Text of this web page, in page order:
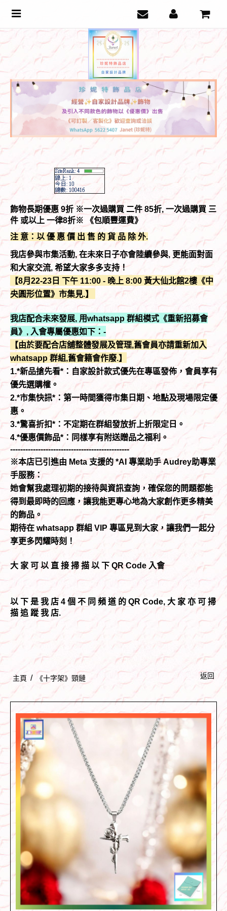
飾物長期優惠 9折 ※一次過購買 二件 85折, 一次過購買 三
件 或以上 一律8折※ 《包順豐運費》
注 意：以 優 惠 價 出 售 的 貨 品 除 外.
我店參與市集活動, 在未來日子亦會陸續參與, 更能面對面
和大家交流, 希望大家多多支持！
【8月22-23日 下午 11:00 - 晚上 8:00 黃大仙北館2樓《中
央圓形位置》市集見.】
我店配合未來發展, 用whatsapp 群組模式《重新招募會
員》, 入會專屬優惠如下：-
【由於要配合店舖整體發展及管理,舊會員亦請重新加入
whatsapp 群組,舊會籍會作廢.】
1.*新品搶先看*：自家設計款式優先在專區發佈，會員享有
優先選購權。
2.*市集快訊*：第一時間獲得市集日期、地點及現場限定優
惠。
3.*驚喜折扣*：不定期在群組發放折上折限定日。
4.*優惠價飾品*：同樣享有附送贈品之福利。
-----------------------------------------------
※本店已引進由 Meta 支援的 *AI 專業助手 Audrey助專業
手服務：
她會幫我處理初期的接待與資訊查詢，確保您的問題都能
得到最即時的回應，讓我能更專心地為大家創作更多精美
的飾品。
期待在 whatsapp 群組 VIP 專區見到大家，讓我們一起分
享更多閃耀時刻！
大 家 可 以 直 接 掃 描 以 下 QR Code 入會
以 下 是 我 店 4 個 不 同 頻 道 的 QR Code, 大 家 亦 可 掃
描 追 蹤 我 店.
Toggle
主頁 / 《十字架》頸鏈 返回